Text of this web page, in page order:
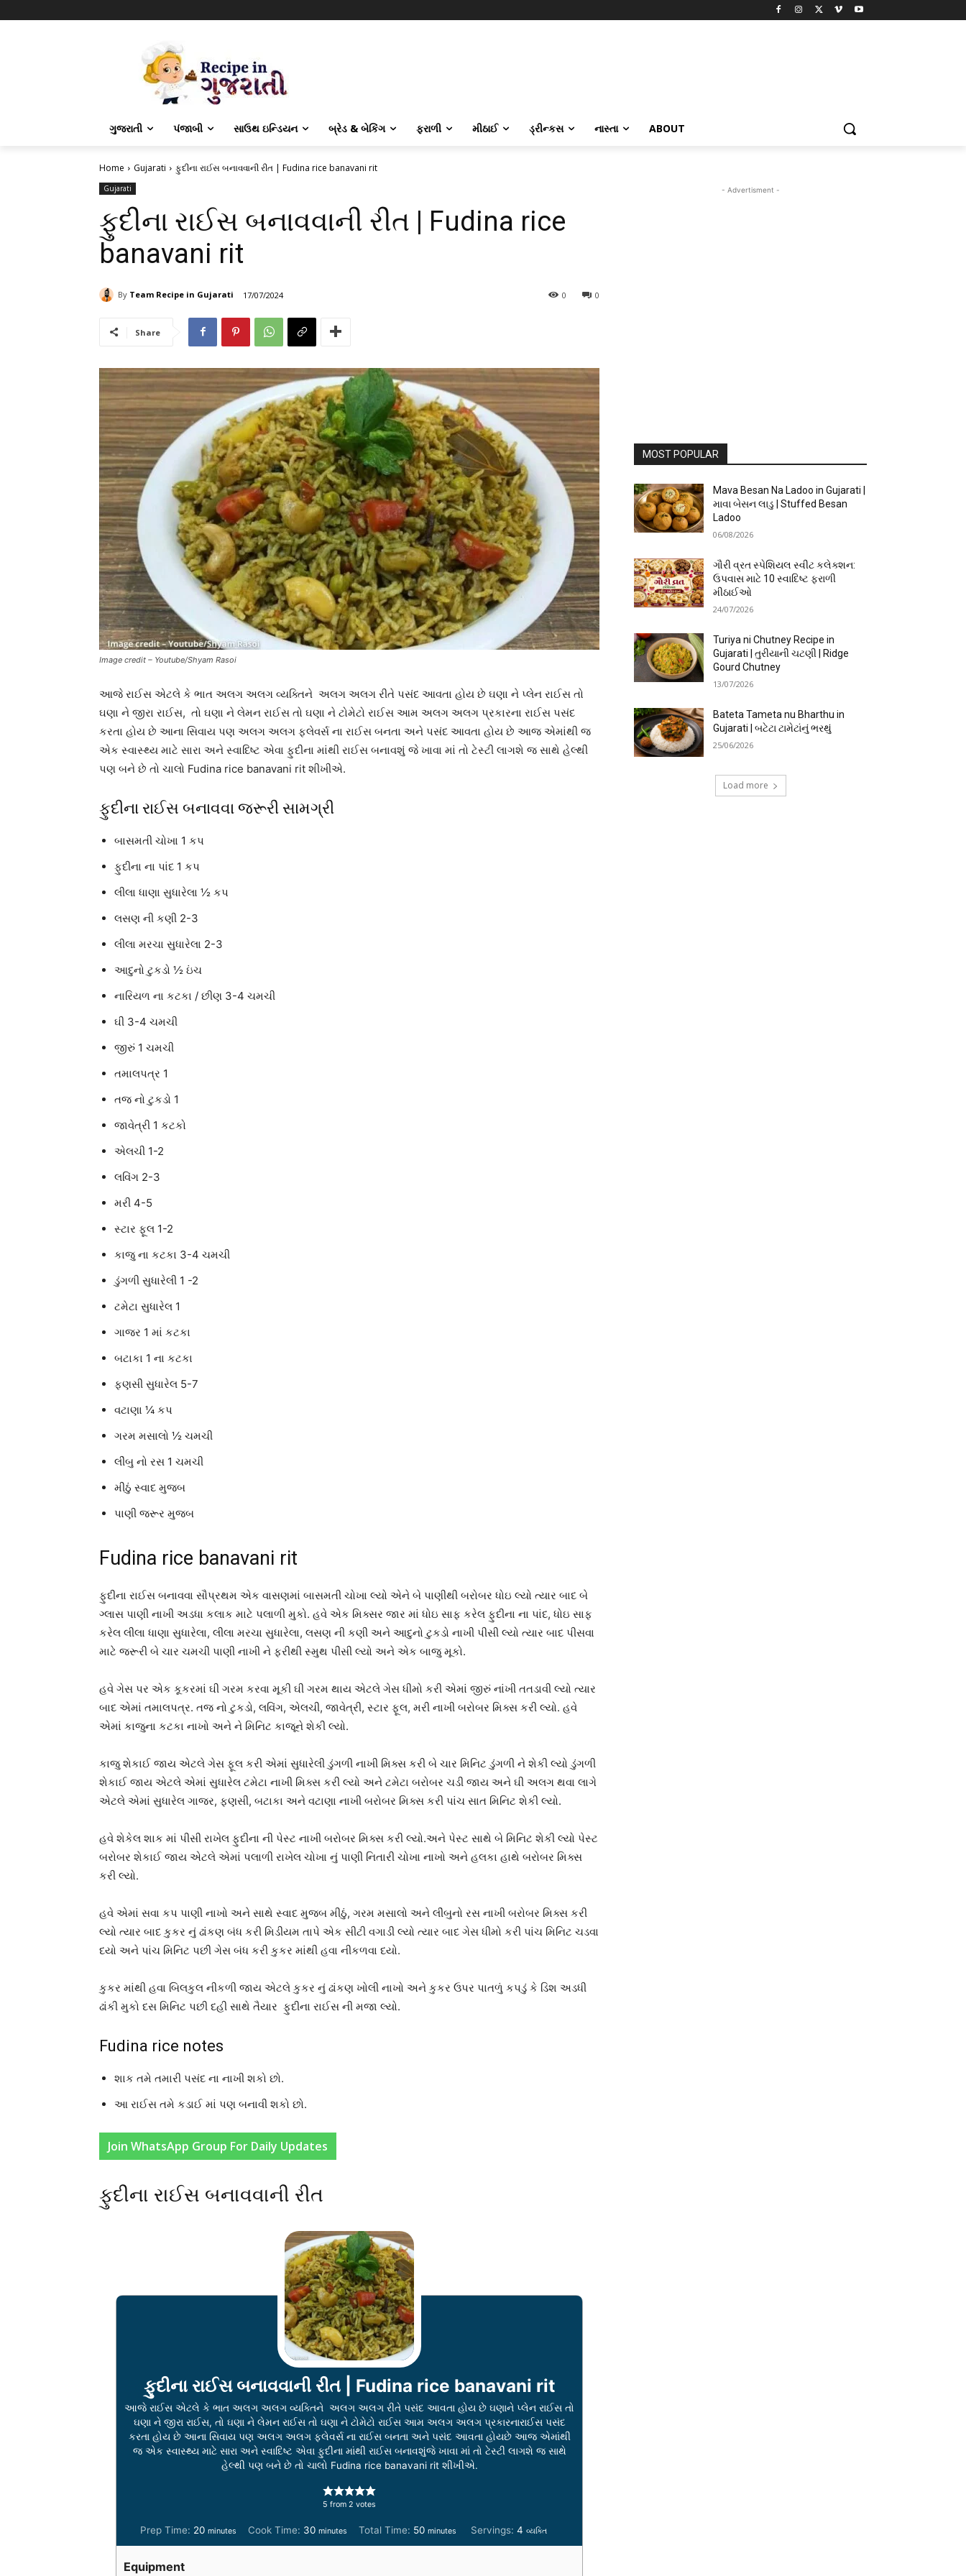
ગુજરાતી પંજાબી સાઉથ ઇન્ડિયન બ્રેડ & બેકિંગ ફરાળી મીઠાઈ ડ્રીન્કસ નાસ્તા ABOUT
Home Gujarati ફુદીના રાઈસ બનાવવાની રીત | Fudina rice banavani rit
Gujarati
ફુદીના રાઈસ બનાવવાની રીત | Fudina rice
banavani rit
By Team Recipe in Gujarati 17/07/2024 0
0
Share
Image credit – Youtube/Shyam Rasoi
આજે રાઈસ એટલે કે ભાત અલગ અલગ વ્યક્તિને અલગ અલગ રીતે પસંદ આવતા હોય છે ઘણા ને પ્લેન રાઈસ તો
ઘણા ને જીરા રાઈસ, તો ઘણા ને લેમન રાઈસ તો ઘણા ને ટોમેટો રાઈસ આમ અલગ અલગ પ્રકારના રાઈસ પસંદ
કરતા હોય છે આના સિવાય પણ અલગ અલગ ફ્લેવર્સ ના રાઈસ બનતા અને પસંદ આવતા હોય છે આજ એમાંથી જ
એક સ્વાસ્થ્ય માટે સારા અને સ્વાદિષ્ટ એવા ફુદીના માંથી રાઈસ બનાવશું જે ખાવા માં તો ટેસ્ટી લાગશે જ સાથે હેલ્થી
પણ બને છે તો ચાલો Fudina rice banavani rit શીખીએ.
ફુદીના રાઈસ બનાવવા જરૂરી સામગ્રી
બાસમતી ચોખા 1 કપ
ફુદીના ના પાંદ 1 કપ
લીલા ધાણા સુધારેલા ½ કપ
લસણ ની કણી 2-3
લીલા મરચા સુધારેલા 2-3
આદુનો ટુકડો ½ ઇંચ
નારિયળ ના કટકા / છીણ 3-4 ચમચી
ઘી 3-4 ચમચી
જીરું 1 ચમચી
તમાલપત્ર 1
તજ નો ટુકડો 1
જાવેત્રી 1 કટકો
એલચી 1-2
લવિંગ 2-3
મરી 4-5
સ્ટાર ફૂલ 1-2
કાજુ ના કટકા 3-4 ચમચી
ડુંગળી સુધારેલી 1 -2
ટમેટા સુધારેલ 1
ગાજર 1 માં કટકા
બટાકા 1 ના કટકા
ફણસી સુધારેલ 5-7
વટાણા ¼ કપ
ગરમ મસાલો ½ ચમચી
લીંબુ નો રસ 1 ચમચી
મીઠું સ્વાદ મુજબ
પાણી જરૂર મુજબ
Fudina rice banavani rit
ફુદીના રાઈસ બનાવવા સૌપ્રથમ એક વાસણમાં બાસમતી ચોખા લ્યો એને બે પાણીથી બરોબર ધોઇ લ્યો ત્યાર બાદ બે
ગ્લાસ પાણી નાખી અડધા કલાક માટે પલાળી મુકો. હવે એક મિક્સર જાર માં ધોઇ સાફ કરેલ ફુદીના ના પાંદ, ધોઇ સાફ
કરેલ લીલા ધાણા સુધારેલા, લીલા મરચા સુધારેલા, લસણ ની કણી અને આદુનો ટુકડો નાખી પીસી લ્યો ત્યાર બાદ પીસવા
માટે જરૂરી બે ચાર ચમચી પાણી નાખી ને ફરીથી સ્મુથ પીસી લ્યો અને એક બાજુ મૂકો.
હવે ગેસ પર એક કૂકરમાં ઘી ગરમ કરવા મૂકી ઘી ગરમ થાય એટલે ગેસ ધીમો કરી એમાં જીરું નાંખી તતડાવી લ્યો ત્યાર
બાદ એમાં તમાલપત્ર. તજ નો ટુકડો, લવિંગ, એલચી, જાવેત્રી, સ્ટાર ફૂલ, મરી નાખી બરોબર મિક્સ કરી લ્યો. હવે
એમાં કાજુના કટકા નાખો અને ને મિનિટ કાજૂને શેકી લ્યો.
કાજુ શેકાઈ જાય એટલે ગેસ ફૂલ કરી એમાં સુધારેલી ડુંગળી નાખી મિક્સ કરી બે ચાર મિનિટ ડુંગળી ને શેકી લ્યો ડુંગળી
શેકાઈ જાય એટલે એમાં સુધારેલ ટમેટા નાખી મિક્સ કરી લ્યો અને ટમેટા બરોબર ચડી જાય અને ઘી અલગ થવા લાગે
એટલે એમાં સુધારેલ ગાજર, ફણસી, બટાકા અને વટાણા નાખી બરોબર મિક્સ કરી પાંચ સાત મિનિટ શેકી લ્યો.
હવે શેકેલ શાક માં પીસી રાખેલ ફુદીના ની પેસ્ટ નાખી બરોબર મિક્સ કરી લ્યો.અને પેસ્ટ સાથે બે મિનિટ શેકી લ્યો પેસ્ટ
બરોબર શેકાઈ જાય એટલે એમાં પલાળી રાખેલ ચોખા નું પાણી નિતારી ચોખા નાખો અને હલકા હાથે બરોબર મિક્સ
કરી લ્યો.
હવે એમાં સવા કપ પાણી નાખો અને સાથે સ્વાદ મુજબ મીઠું, ગરમ મસાલો અને લીંબુનો રસ નાખી બરોબર મિક્સ કરી
લ્યો ત્યાર બાદ કુકર નું ઢાંકણ બંધ કરી મિડીયમ તાપે એક સીટી વગાડી લ્યો ત્યાર બાદ ગેસ ધીમો કરી પાંચ મિનિટ ચડવા
દયો અને પાંચ મિનિટ પછી ગેસ બંધ કરી કુકર માંથી હવા નીકળવા દયો.
કુકર માંથી હવા બિલકુલ નીકળી જાય એટલે કુકર નું ઢાંકણ ખોલી નાખો અને કુકર ઉપર પાતળું કપડું કે ડિશ અડધી
ઢાંકી મુકો દસ મિનિટ પછી દહી સાથે તૈયાર ફુદીના રાઈસ ની મજા લ્યો.
Fudina rice notes
શાક તમે તમારી પસંદ ના નાખી શકો છો.
આ રાઈસ તમે કડાઈ માં પણ બનાવી શકો છો.
Join WhatsApp Group For Daily Updates
ફુદીના રાઈસ બનાવવાની રીત
ફુદીના રાઈસ બનાવવાની રીત | Fudina rice banavani rit
આજે રાઈસ એટલે કે ભાત અલગ અલગ વ્યક્તિને અલગ અલગ રીતે પસંદ આવતા હોય છે ઘણાને પ્લેન રાઈસ તો
ઘણા ને જીરા રાઈસ, તો ઘણા ને લેમન રાઈસ તો ઘણા ને ટોમેટો રાઈસ આમ અલગ અલગ પ્રકારનારાઈસ પસંદ
કરતા હોય છે આના સિવાય પણ અલગ અલગ ફ્લેવર્સ ના રાઈસ બનતા અને પસંદ આવતા હોયછે આજ એમાંથી
જ એક સ્વાસ્થ્ય માટે સારા અને સ્વાદિષ્ટ એવા ફુદીના માંથી રાઈસ બનાવશુંજે ખાવા માં તો ટેસ્ટી લાગશે જ સાથે
હેલ્થી પણ બને છે તો ચાલો Fudina rice banavani rit શીખીએ.
5 from 2 votes
Prep Time: 20m
i
minutes Cook Time: 30m
i
minutes Total Time: 50m
i
minutes Servings:4 વ્યક્તિ
Equipment
- Advertisment -
MOST POPULAR
Mava Besan Na Ladoo in Gujarati |
માવા બેસન લાડુ | Stuffed Besan
Ladoo
06/08/2026
ગૌરી વ્રત સ્પેશિયલ સ્વીટ કલેક્શન:
ઉપવાસ માટે 10 સ્વાદિષ્ટ ફરાળી
મીઠાઈઓ
24/07/2026
Turiya ni Chutney Recipe in
Gujarati | તુરીયાની ચટણી | Ridge
Gourd Chutney
13/07/2026
Bateta Tameta nu Bharthu in
Gujarati | બટેટા ટામેટાંનું ભરથું
25/06/2026
Load more